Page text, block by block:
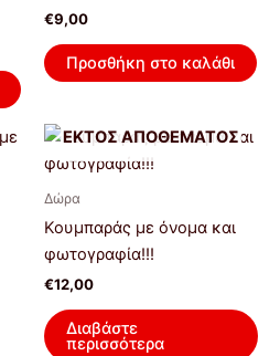
€9,00
Προσθήκη στο καλάθι
ΕΚΤΌΣ ΑΠΟΘΈΜΑΤΟΣ
Δώρα
Κουμπαράς με όνομα και
φωτογραφία!!!
€12,00
Διαβάστε
περισσότερα